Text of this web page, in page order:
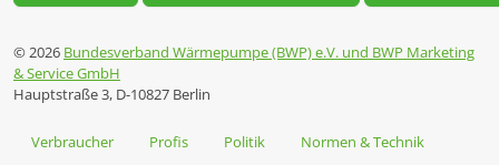
© 2026 Bundesverband Wärmepumpe (BWP) e.V. und BWP Marketing
& Service GmbH
Hauptstraße 3, D-10827 Berlin
Verbraucher Profis Politik Normen & Technik